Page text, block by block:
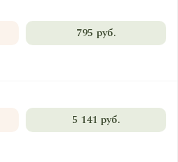
795 руб.
5 141 руб.